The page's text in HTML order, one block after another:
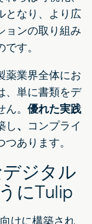
となり、より広
ョンの取り組み
す。
薬業界全体にお
、単に書類をデ
。 優れた実践
し、 コンプライ
あります。
ジタル
にTulip
けに構築され